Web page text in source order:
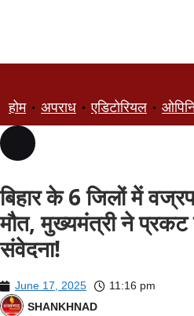
होम अपराध एडिटोरियल
बिहार के 6 जिलों में
मौत, मुख्यमंत्री ने प्रकट
संवेदना!
June 17, 2025
11:16 pm
SHANKHNAD